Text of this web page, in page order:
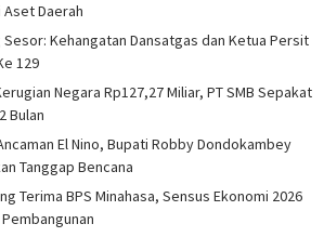
Daerah
Sesor: Kehangatan Dansatgas dan Ketua Persit
129
Negara Rp127,27 Miliar, PT SMB Sepakat
Bulan
El Nino, Bupati Robby Dondokambey
Tanggap Bencana
Terima BPS Minahasa, Sensus Ekonomi 2026